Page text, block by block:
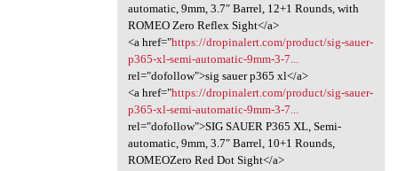
automatic, 9mm, 3.7″ Barrel, 12+1 Rounds, with
ROMEO Zero Reflex Sight</a>
<a href="https://dropinalert.com/product/sig-sauer-
p365-xl-semi-automatic-9mm-3-7...
rel="dofollow">sig sauer p365 xl</a>
<a href="https://dropinalert.com/product/sig-sauer-
p365-xl-semi-automatic-9mm-3-7...
rel="dofollow">SIG SAUER P365 XL, Semi-
automatic, 9mm, 3.7″ Barrel, 10+1 Rounds,
ROMEOZero Red Dot Sight</a>